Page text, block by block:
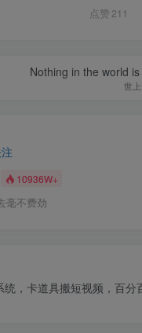
点赞 211
Nothing in the world
世
10936W+
毫不费劲
统，卡道具搬短视频，百分